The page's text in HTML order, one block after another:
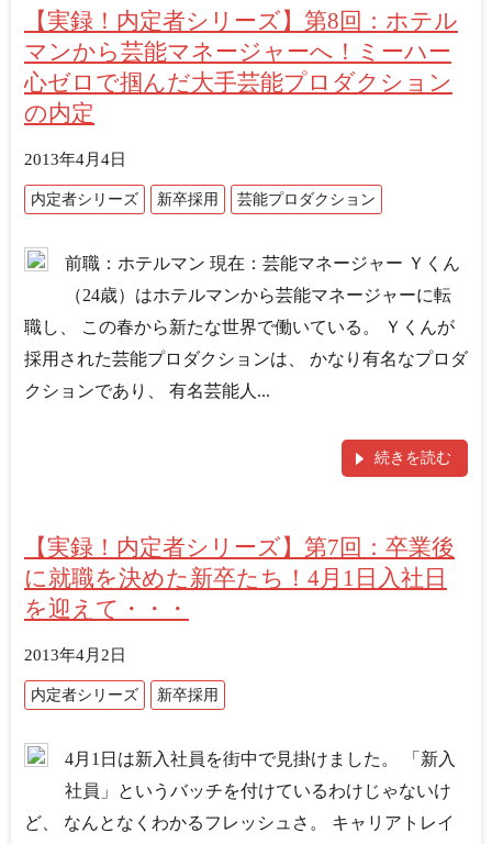
【実録！内定者シリーズ】第8回：ホテル
マンから芸能マネージャーへ！ミーハー
心ゼロで掴んだ大手芸能プロダクション
の内定
2013年4月4日
内定者シリーズ 新卒採用 芸能プロダクション
前職：ホテルマン 現在：芸能マネージャー Ｙくん
（24歳）はホテルマンから芸能マネージャーに転
職し、 この春から新たな世界で働いている。 Ｙくんが
採用された芸能プロダクションは、 かなり有名なプロダ
クションであり、 有名芸能人...
続きを読む
【実録！内定者シリーズ】第7回：卒業後
に就職を決めた新卒たち！4月1日入社日
を迎えて・・・
2013年4月2日
内定者シリーズ 新卒採用
4月1日は新入社員を街中で見掛けました。 「新入
社員」というバッチを付けているわけじゃないけ
ど、 なんとなくわかるフレッシュさ。 キャリアトレイ